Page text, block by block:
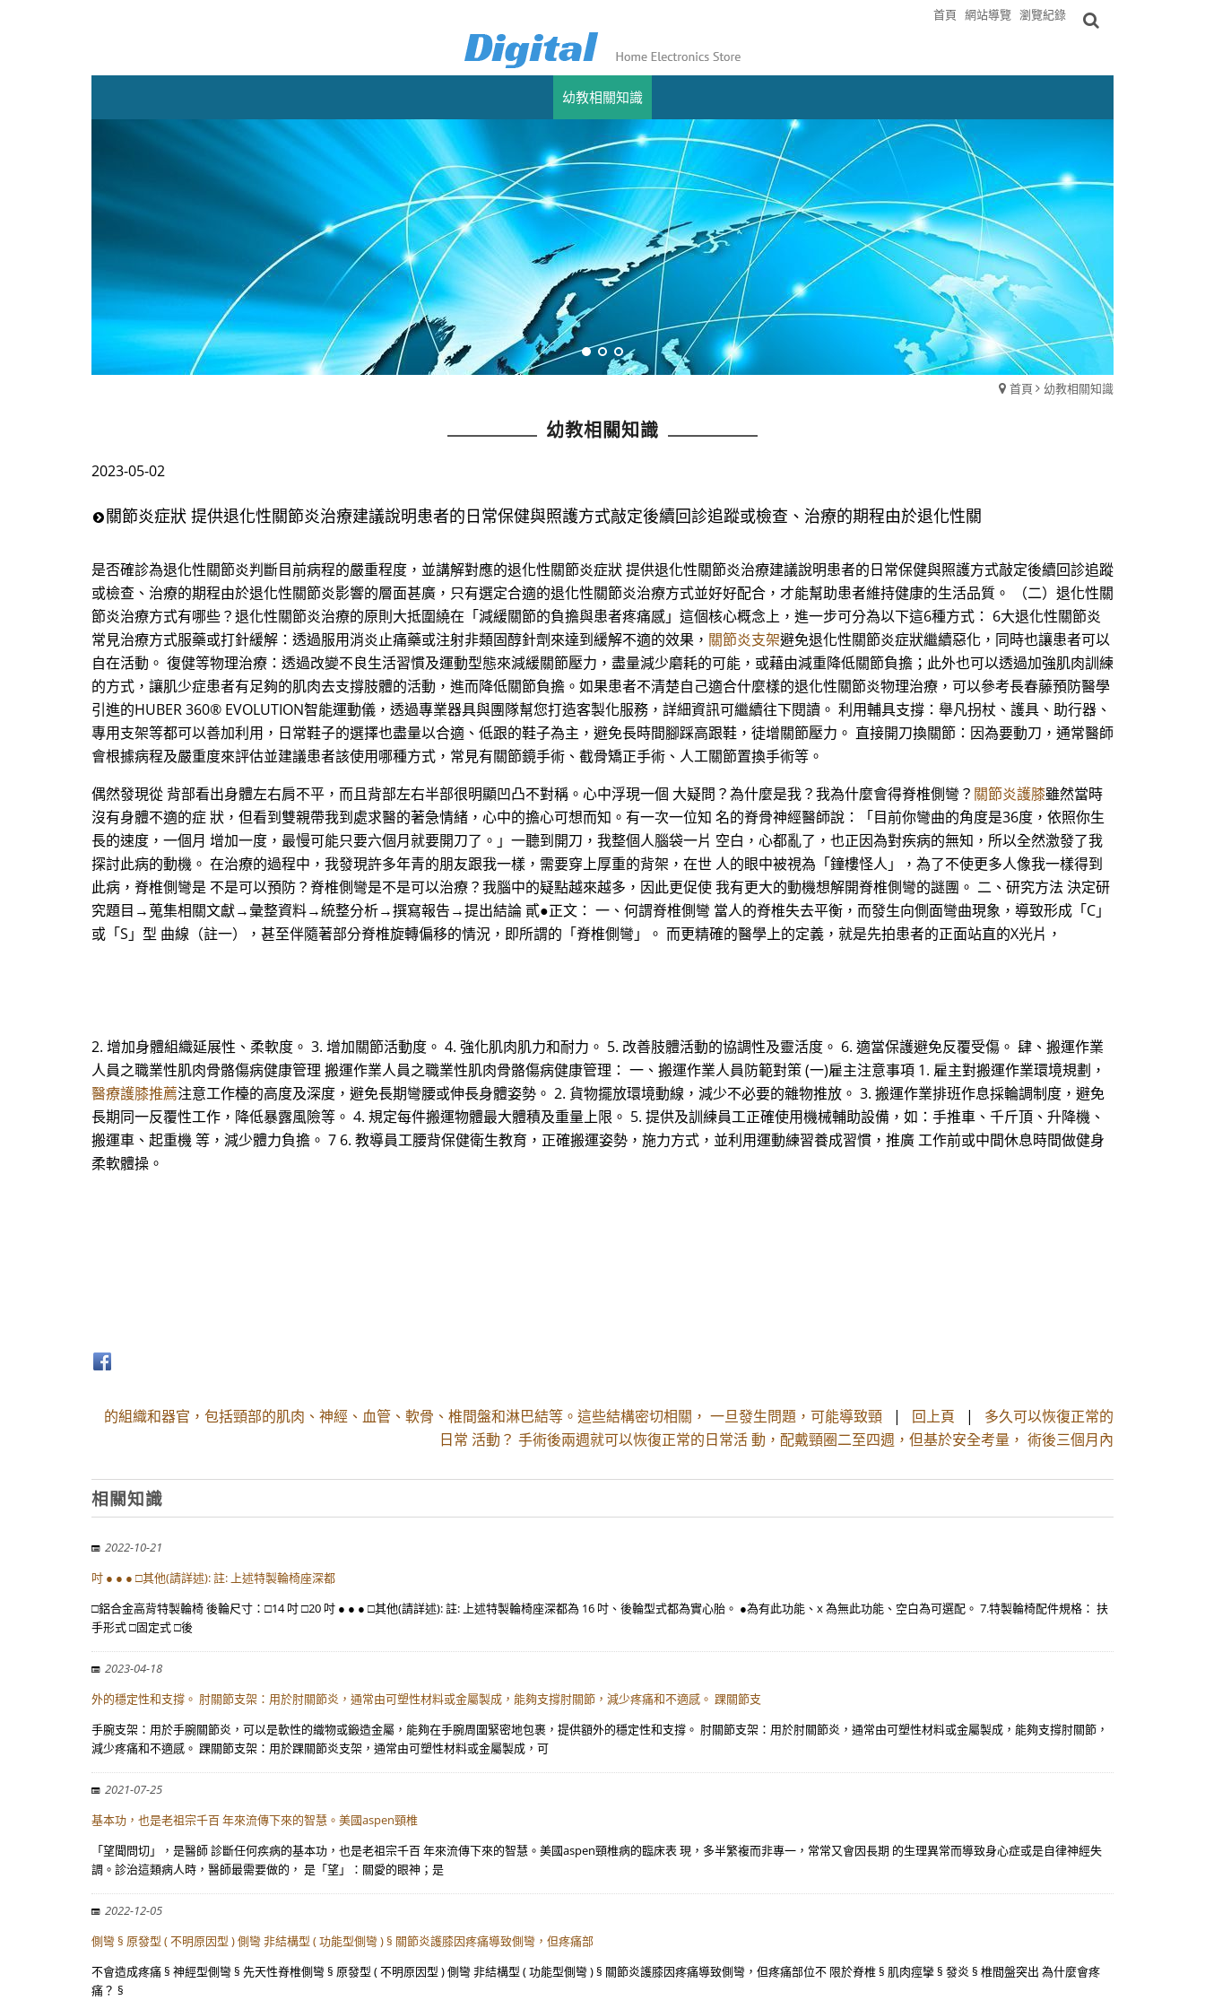
首頁 網站導覽 瀏覽紀錄
幼教相關知識
首頁 幼教相關知識
幼教相關知識
2023-05-02
關節炎症狀 提供退化性關節炎治療建議說明患者的日常保健與照護方式敲定後續回診追蹤或檢查、治療的期程由於退化性關
是否確診為退化性關節炎判斷目前病程的嚴重程度，並講解對應的退化性關節炎症狀 提供退化性關節炎治療建議說明患者的日常保健與照護方式敲定後續回診追蹤
或檢查、治療的期程由於退化性關節炎影響的層面甚廣，只有選定合適的退化性關節炎治療方式並好好配合，才能幫助患者維持健康的生活品質。 （二）退化性關
節炎治療方式有哪些？退化性關節炎治療的原則大抵圍繞在「減緩關節的負擔與患者疼痛感」這個核心概念上，進一步可分為以下這6種方式： 6大退化性關節炎
常見治療方式服藥或打針緩解：透過服用消炎止痛藥或注射非類固醇針劑來達到緩解不適的效果， 關節炎支架避免退化性關節炎症狀繼續惡化，同時也讓患者可以
自在活動。 復健等物理治療：透過改變不良生活習慣及運動型態來減緩關節壓力，盡量減少磨耗的可能，或藉由減重降低關節負擔；此外也可以透過加強肌肉訓練
的方式，讓肌少症患者有足夠的肌肉去支撐肢體的活動，進而降低關節負擔。如果患者不清楚自己適合什麼樣的退化性關節炎物理治療，可以參考長春藤預防醫學
引進的HUBER 360® EVOLUTION智能運動儀，透過專業器具與團隊幫您打造客製化服務，詳細資訊可繼續往下閱讀。 利用輔具支撐：舉凡拐杖、護具、助行器、
專用支架等都可以善加利用，日常鞋子的選擇也盡量以合適、低跟的鞋子為主，避免長時間腳踩高跟鞋，徒增關節壓力。 直接開刀換關節：因為要動刀，通常醫師
會根據病程及嚴重度來評估並建議患者該使用哪種方式，常見有關節鏡手術、截骨矯正手術、人工關節置換手術等。
偶然發現從 背部看出身體左右肩不平，而且背部左右半部很明顯凹凸不對稱。心中浮現一個 大疑問？為什麼是我？我為什麼會得脊椎側彎？ 關節炎護膝雖然當時
沒有身體不適的症 狀，但看到雙親帶我到處求醫的著急情緒，心中的擔心可想而知。有一次一位知 名的脊骨神經醫師說：「目前你彎曲的角度是36度，依照你生
長的速度，一個月 增加一度，最慢可能只要六個月就要開刀了。」一聽到開刀，我整個人腦袋一片 空白，心都亂了，也正因為對疾病的無知，所以全然激發了我
探討此病的動機。 在治療的過程中，我發現許多年青的朋友跟我一樣，需要穿上厚重的背架，在世 人的眼中被視為「鐘樓怪人」，為了不使更多人像我一樣得到
此病，脊椎側彎是 不是可以預防？脊椎側彎是不是可以治療？我腦中的疑點越來越多，因此更促使 我有更大的動機想解開脊椎側彎的謎團。 二、研究方法 決定研
究題目→蒐集相關文獻→彙整資料→統整分析→撰寫報告→提出結論 貳●正文： 一、何謂脊椎側彎 當人的脊椎失去平衡，而發生向側面彎曲現象，導致形成「C」
或「S」型 曲線（註一），甚至伴隨著部分脊椎旋轉偏移的情況，即所謂的「脊椎側彎」。 而更精確的醫學上的定義，就是先拍患者的正面站直的X光片，
2. 增加身體組織延展性、柔軟度。 3. 增加關節活動度。 4. 強化肌肉肌力和耐力。 5. 改善肢體活動的協調性及靈活度。 6. 適當保護避免反覆受傷。 肆、搬運作業
人員之職業性肌肉骨骼傷病健康管理 搬運作業人員之職業性肌肉骨骼傷病健康管理： 一、搬運作業人員防範對策 (一)雇主注意事項 1. 雇主對搬運作業環境規劃，
醫療護膝推薦注意工作檯的高度及深度，避免長期彎腰或伸長身體姿勢。 2. 貨物擺放環境動線，減少不必要的雜物推放。 3. 搬運作業排班作息採輪調制度，避免
長期同一反覆性工作，降低暴露風險等。 4. 規定每件搬運物體最大體積及重量上限。 5. 提供及訓練員工正確使用機械輔助設備，如：手推車、千斤頂、升降機、
搬運車、起重機 等，減少體力負擔。 7 6. 教導員工腰背保健衛生教育，正確搬運姿勢，施力方式，並利用運動練習養成習慣，推廣 工作前或中間休息時間做健身
柔軟體操。
的組織和器官，包括頸部的肌肉、神經、血管、軟骨、椎間盤和淋巴結等。這些結構密切相關， 一旦發生問題，可能導致頸 | 回上頁 | 多久可以恢復正常的
日常 活動？ 手術後兩週就可以恢復正常的日常活 動，配戴頸圈二至四週，但基於安全考量， 術後三個月內
相關知識
2022-10-21
吋 ● ● ● □其他(請詳述): 註: 上述特製輪椅座深都
□鋁合金高背特製輪椅 後輪尺寸：□14 吋 □20 吋 ● ● ● □其他(請詳述): 註: 上述特製輪椅座深都為 16 吋、後輪型式都為實心胎。 ●為有此功能、x 為無此功能、空白為可選配。 7.特製輪椅配件規格： 扶
手形式 □固定式 □後
2023-04-18
外的穩定性和支撐。 肘關節支架：用於肘關節炎，通常由可塑性材料或金屬製成，能夠支撐肘關節，減少疼痛和不適感。 踝關節支
手腕支架：用於手腕關節炎，可以是軟性的織物或鍛造金屬，能夠在手腕周圍緊密地包裹，提供額外的穩定性和支撐。 肘關節支架：用於肘關節炎，通常由可塑性材料或金屬製成，能夠支撐肘關節，
減少疼痛和不適感。 踝關節支架：用於踝關節炎支架，通常由可塑性材料或金屬製成，可
2021-07-25
基本功，也是老祖宗千百 年來流傳下來的智慧。美國aspen頸椎
「望聞問切」，是醫師 診斷任何疾病的基本功，也是老祖宗千百 年來流傳下來的智慧。美國aspen頸椎病的臨床表 現，多半繁複而非專一，常常又會因長期 的生理異常而導致身心症或是自律神經失
調。診治這類病人時，醫師最需要做的， 是「望」：關愛的眼神；是
2022-12-05
側彎 § 原發型 ( 不明原因型 ) 側彎 非結構型 ( 功能型側彎 ) § 關節炎護膝因疼痛導致側彎，但疼痛部
不會造成疼痛 § 神經型側彎 § 先天性脊椎側彎 § 原發型 ( 不明原因型 ) 側彎 非結構型 ( 功能型側彎 ) § 關節炎護膝因疼痛導致側彎，但疼痛部位不 限於脊椎 § 肌肉痙攣 § 發炎 § 椎間盤突出 為什麼會疼
痛？ §